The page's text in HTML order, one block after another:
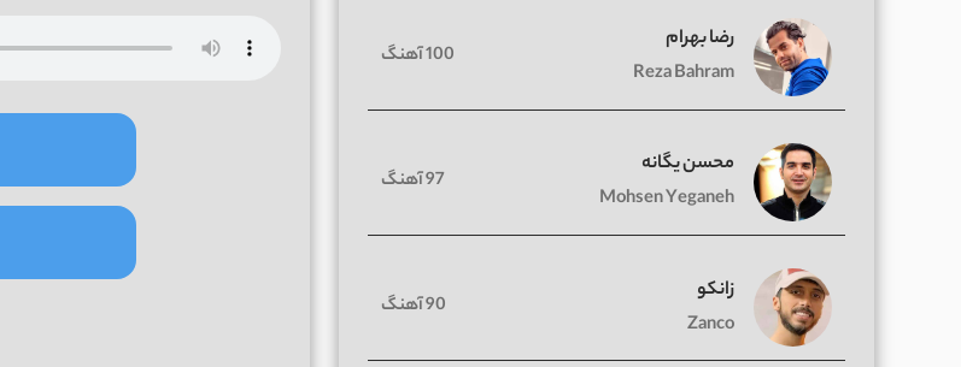
رضا بهرام
Reza Bahram
100 آهنگ
محسن یگانه
Mohsen Yeganeh
97 آهنگ
زانکو
Zanco
90 آهنگ